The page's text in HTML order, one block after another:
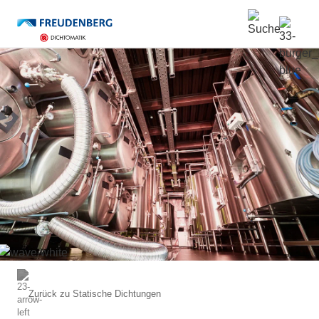
Zurück zu Statische Dichtungen
*Pflichtfelder